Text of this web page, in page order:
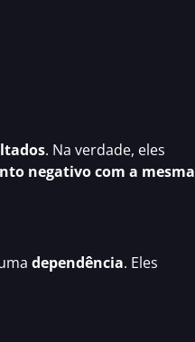
. Na verdade, eles
negativo com a mesma
dependência. Eles